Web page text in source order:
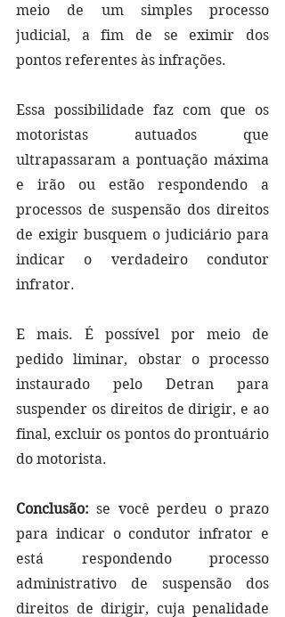
meio de um simples processo
judicial, a fim de se eximir dos
pontos referentes às infrações.
Essa possibilidade faz com que os
motoristas autuados que
ultrapassaram a pontuação máxima
e irão ou estão respondendo a
processos de suspensão dos direitos
de exigir busquem o judiciário para
indicar o verdadeiro condutor
infrator.
E mais. É possível por meio de
pedido liminar, obstar o processo
instaurado pelo Detran para
suspender os direitos de dirigir, e ao
final, excluir os pontos do prontuário
do motorista.
Conclusão: se você perdeu o prazo
para indicar o condutor infrator e
está respondendo processo
administrativo de suspensão dos
direitos de dirigir, cuja penalidade